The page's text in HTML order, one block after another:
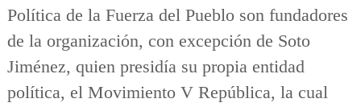
Política de la Fuerza del Pueblo son fundadores
de la organización, con excepción de Soto
Jiménez, quien presidía su propia entidad
política, el Movimiento V República, la cual